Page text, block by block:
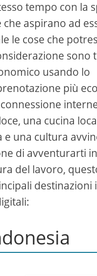
tempo con la
che aspirano ad
le cose che
sono
usando lo
più
una cucina
e una cultura
di avventurarti
del lavoro,
destinazioni